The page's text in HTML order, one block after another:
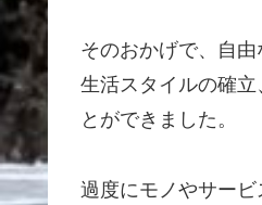
そのおかげで、自
生活スタイルの確
とができました。
過度にモノやサー